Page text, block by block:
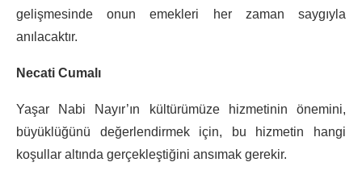
gelişmesinde onun emekleri her zaman saygıyla
anılacaktır.
Necati Cumalı
Yaşar Nabi Nayır’ın kültürümüze hizmetinin önemini,
büyüklüğünü değerlendirmek için, bu hizmetin hangi
koşullar altında gerçekleştiğini ansımak gerekir.